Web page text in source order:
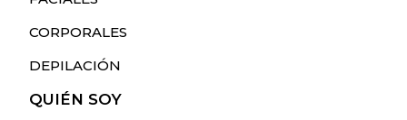
CORPORALES
DEPILACIÓN
QUIÉN SOY